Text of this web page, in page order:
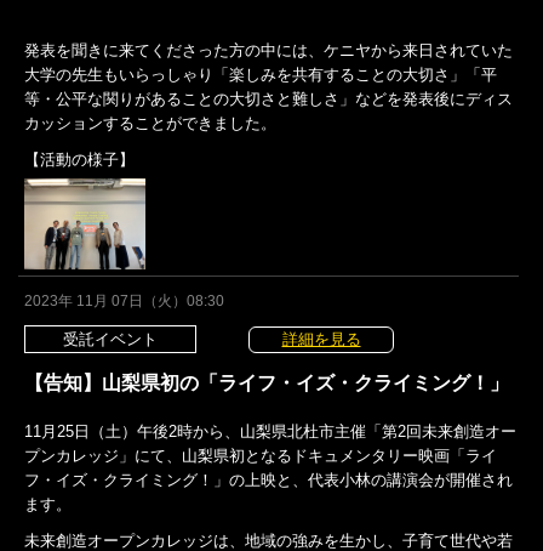
発表を聞きに来てくださった方の中には、ケニヤから来日されていた
大学の先生もいらっしゃり「楽しみを共有することの大切さ」「平
等・公平な関りがあることの大切さと難しさ」などを発表後にディス
カッションすることができました。
【活動の様子】
2023年 11月 07日（火）08:30
受託イベント 詳細を見る
【告知】山梨県初の「ライフ・イズ・クライミング！」
11月25日（土）午後2時から、山梨県北杜市主催「第2回未来創造オー
プンカレッジ」にて、山梨県初となるドキュメンタリー映画「ライ
フ・イズ・クライミング！」の上映と、代表小林の講演会が開催され
ます。
未来創造オープンカレッジは、地域の強みを生かし、子育て世代や若